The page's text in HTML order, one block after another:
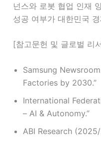
넌스와 로봇 협업 인재
성공 여부가 대한민국
[참고문헌 및 글로벌 리
Samsung
Factories by 2030.”
International
– AI & Autonomy.”
ABI Research